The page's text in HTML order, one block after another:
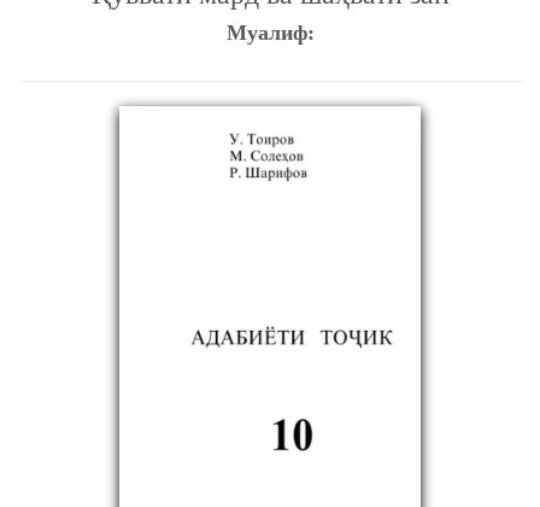
Муалиф: